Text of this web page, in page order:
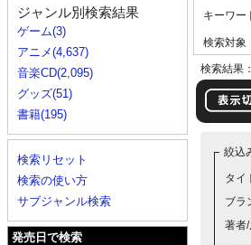
ジャンル別検索結果
ゲーム(3)
アニメ(4,637)
音楽CD(2,095)
グッズ(51)
書籍(195)
検索リセット
検索の使い方
サブジャンル検索
発売日で検索
キーワー
検索対象
検索結果
絞込
タイ
ブラ
著者